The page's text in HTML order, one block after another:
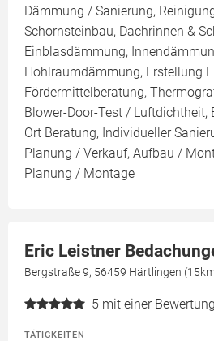
Dämmung / Sanierung,
Schornsteinbau, Dachrinnen &
Einblasdämmung,
Hohlraumdämmung, Erstellung
Fördermittelberatung,
Blower-Door-Test / Luftdichtheit,
Ort Beratung, Individueller
Planung / Verkauf, Aufbau /
Planung / Montage
Eric Leistner
Bergstraße 9, 56459 Härtlingen
5 mit einer Bewertung
TÄTIGKEITEN